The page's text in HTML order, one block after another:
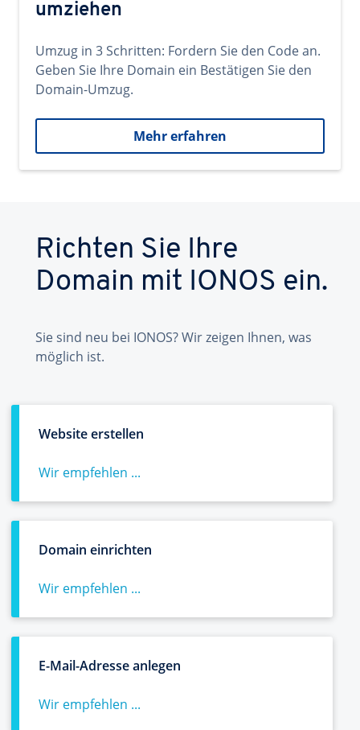
umziehen
Umzug in 3 Schritten: Fordern Sie den Code an.
Geben Sie Ihre Domain ein Bestätigen Sie den
Domain-Umzug.
Mehr erfahren
Richten Sie Ihre
Domain mit IONOS ein.
Sie sind neu bei IONOS? Wir zeigen Ihnen, was
möglich ist.
Website erstellen
Wir empfehlen ...
Domain einrichten
Wir empfehlen ...
E-Mail-Adresse anlegen
Wir empfehlen ...